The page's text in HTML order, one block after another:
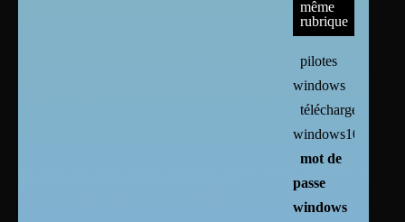
même
rubrique
pilotes
windows
télécharger
windows10
mot de
passe
windows